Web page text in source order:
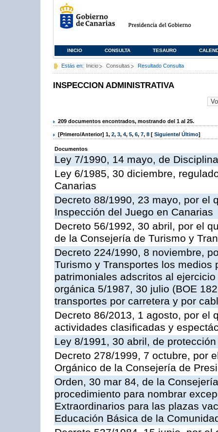
INICIO CONSULTA TESAURO
Estás en: Inicio Consultas Resultado Consulta
INSPECCION ADMINISTRATIVA
209 documentos encontrados, mostrando del 1 al 25.
[Primero/Anterior] 1, 2, 3, 4, 5, 6, 7, 8 [ Siguiente/ Último]
Documentos
Ley 7/1990, 14 mayo, de
Ley 6/1985, 30 diciembre,
Canarias
Decreto 88/1990, 23 mayo, por el
Inspección del Juego en Canarias
Decreto 56/1992, 30 abril, por el
de la Consejería de Turismo y
Decreto 224/1990, 8 noviembre,
Turismo y Transportes los
patrimoniales adscritos al
orgánica 5/1987, 30 julio (BOE
transportes por carretera y por
Decreto 86/2013, 1 agosto, por el
actividades clasificadas y
Ley 8/1991, 30 abril, de
Decreto 278/1999, 7 octubre, por
Orgánico de la Consejería de
Orden, 30 mar 84, de la
procedimiento para nombrar
Extraordinarios para las plazas
Educación Básica de la